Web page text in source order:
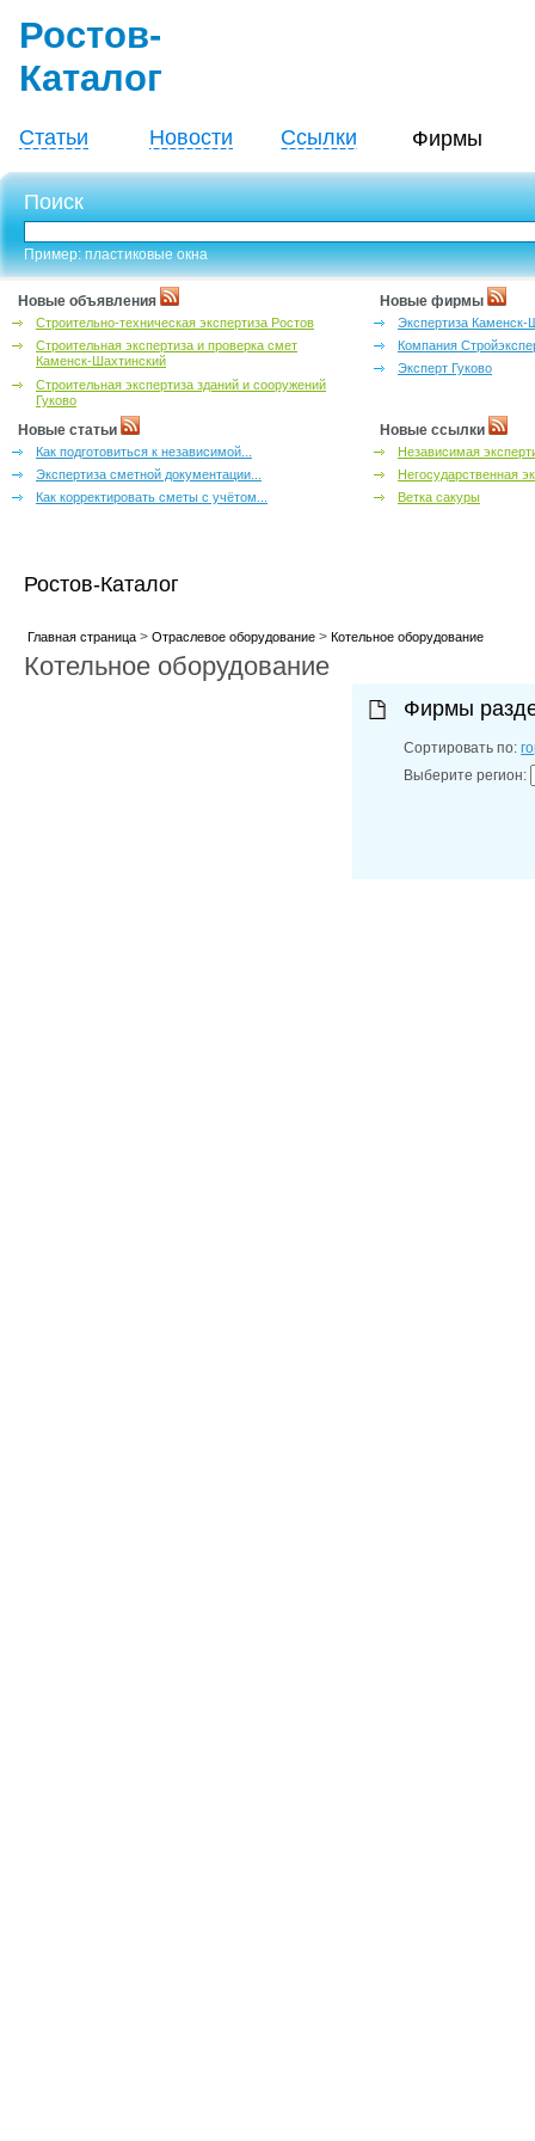
Ростов-
Каталог
Статьи Новости Ссылки Фирмы
Поиск
Пример: пластиковые окна
Новые объявления
Строительно-техническая экспертиза Ростов
Строительная экспертиза и проверка смет
Каменск-Шахтинский
Строительная экспертиза зданий и сооружений
Гуково
Новые фирмы
Экспертиза Каменск-
Компания
Эксперт Гуково
Новые статьи
Как подготовиться к независимой...
Экспертиза сметной документации...
Как корректировать сметы с учётом...
Новые ссылки
Независимая
Негосударственная
Ветка сакуры
Ростов-Каталог
Главная страница> Отраслевое оборудование> Котельное оборудование
Котельное оборудование
Фирмы
Сортировать по:
Выберите регион: